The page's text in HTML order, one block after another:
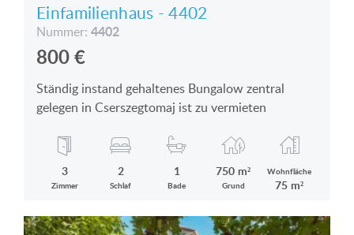
Einfamilienhaus - 4402
Nummer: 4402
800€
Ständig instand gehaltenes Bungalow zentral
gelegen in Cserszegtomaj ist zu vermieten
3
Zimmer
2
Schlaf
1
Bade
750 m²
Grund
Wohnfläche
75 m²